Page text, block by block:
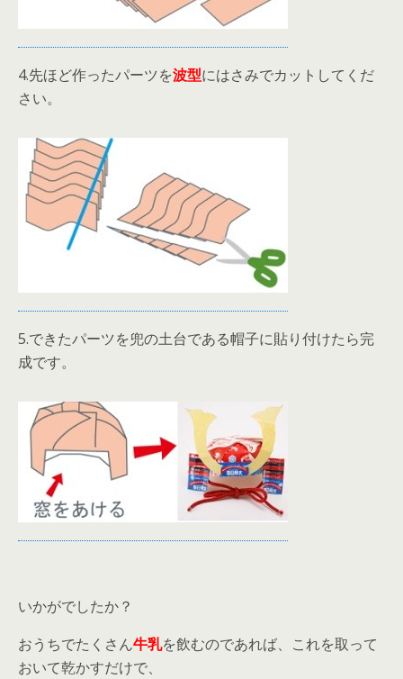
4.先ほど作ったパーツを波型にはさみでカットしてくだ
さい。
5.できたパーツを兜の土台である帽子に貼り付けたら完
成です。
いかがでしたか？
おうちでたくさん牛乳を飲むのであれば、これを取って
おいて乾かすだけで、